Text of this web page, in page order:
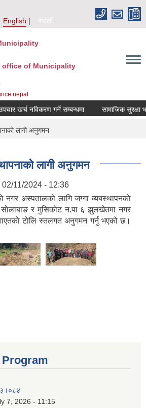
English
नेपाली
office of Municipality
nepal
खर्च नविकरण गर्ने सम्बन्धमा
लागी अनुगमन
लागी अनुगमन
02/11/2024 - 12:36
नगर अस्पतालकाे लागि जग्गा ब्यबस्थापनकाे
साेलाबाङ र मुसिकाेट न.पा ६ झुलखेतमा नगर
टाेलि स्तलगत अनुगमन गर्नु भएको छ।
7, 2026 - 11:15